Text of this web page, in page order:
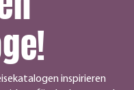
inspirieren